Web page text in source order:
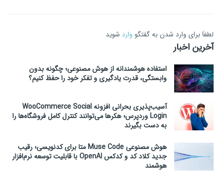
لطفاَ برای وارد شدن به گفتگو وارد شوید
آخرین اخبار
استفاده هوشمندانه از هوش مصنوعی؛ چگونه بدون
وابستگی، قدرت یادگیری و تفکر خود را حفظ کنیم؟
آسیب‌پذیری بحرانی افزونه WooCommerce Social
Login وردپرس؛ هکرها می‌توانند کنترل کامل فروشگاه‌ها را
به دست بگیرند
هوش مصنوعی Muse Code متا برای کدنویسی؛ رقیب
جدید کلاد کد و کدکس OpenAI با قابلیت توسعه نرم‌افزار
هوشمند